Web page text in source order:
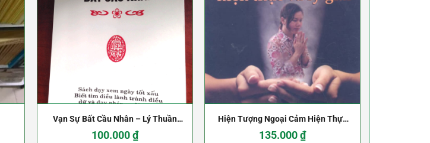
Vạn Sự Bất Cầu Nhân – Lý Thuần
Phong
100.000₫
Hiện Tượng Ngoại Cảm Hiện Thực
Và Lý Giải
135.000₫